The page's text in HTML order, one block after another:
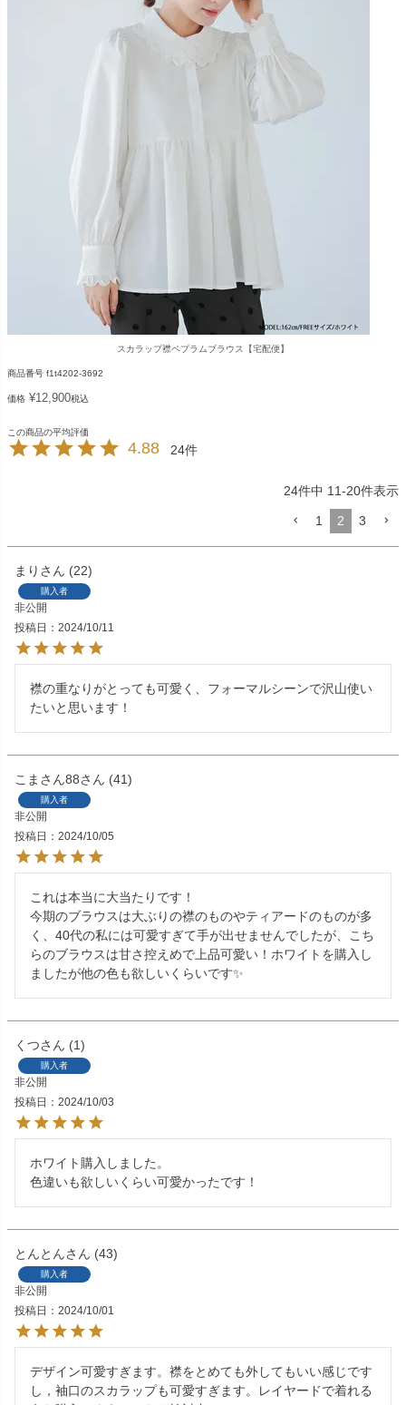
スカラップ襟ペプラムブラウス【宅配便】
商品番号 f1t4202-3692
価格 ¥12,900税込
4.88 24
24件中 11-20件表示
1 2 3
まり 22
購入者
非公開
投稿日
2024/10/11
襟の重なりがとっても可愛く、フォーマルシーンで沢山使い
たいと思います！
こまさん88 41
購入者
非公開
投稿日
2024/10/05
これは本当に大当たりです！
今期のブラウスは大ぶりの襟のものやティアードのものが多
く、40代の私には可愛すぎて手が出せませんでしたが、こち
らのブラウスは甘さ控えめで上品可愛い！ホワイトを購入し
ましたが他の色も欲しいくらいです✨
くつ 1
購入者
非公開
投稿日
2024/10/03
ホワイト購入しました。
色違いも欲しいくらい可愛かったです！
とんとん 43
購入者
非公開
投稿日
2024/10/01
デザイン可愛すぎます。襟をとめても外してもいい感じです
し，袖口のスカラップも可愛すぎます。レイヤードで着れる